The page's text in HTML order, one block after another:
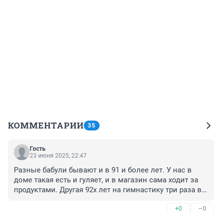
КОММЕНТАРИИ 35
Гость
23 июня 2025, 22:47
Разные бабули бывают и в 91 и более лет. У нас в
доме такая есть и гуляет, и в магазин сама ходит за
продуктами. Другая 92х лет на гимнастику три раза в
+0 –0